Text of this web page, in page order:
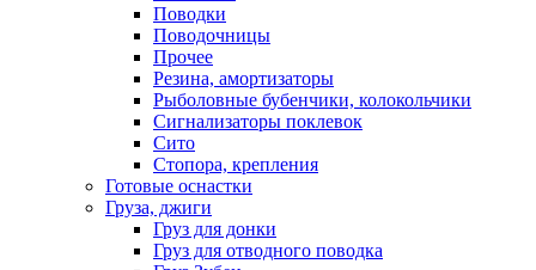
Поводки
Поводочницы
Прочее
Резина, амортизаторы
Рыболовные бубенчики, колокольчики
Сигнализаторы поклевок
Сито
Стопора, крепления
Готовые оснастки
Груза, джиги
Груз для донки
Груз для отводного поводка